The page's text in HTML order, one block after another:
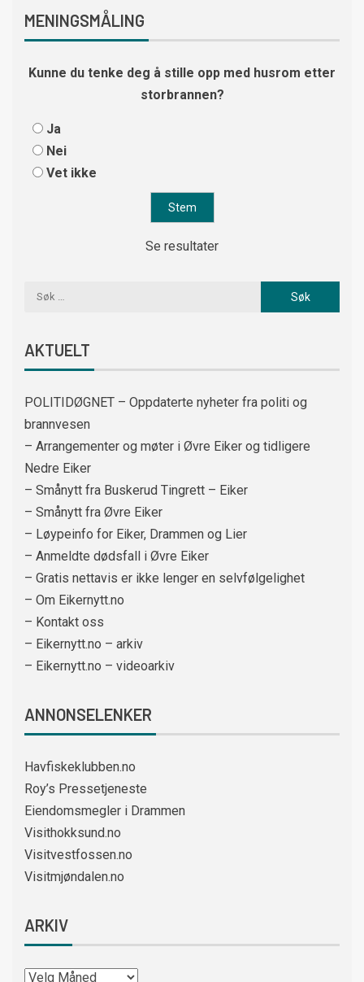
MENINGSMÅLING
Kunne du tenke deg å stille opp med husrom etter
storbrannen?
Ja
Nei
Vet ikke
Se resultater
AKTUELT
POLITIDØGNET – Oppdaterte nyheter fra politi og
brannvesen
– Arrangementer og møter i Øvre Eiker og tidligere
Nedre Eiker
– Smånytt fra Buskerud Tingrett – Eiker
– Smånytt fra Øvre Eiker
– Løypeinfo for Eiker, Drammen og Lier
– Anmeldte dødsfall i Øvre Eiker
– Gratis nettavis er ikke lenger en selvfølgelighet
– Om Eikernytt.no
– Kontakt oss
– Eikernytt.no – arkiv
– Eikernytt.no – videoarkiv
ANNONSELENKER
Havfiskeklubben.no
Roy’s Pressetjeneste
Eiendomsmegler i Drammen
Visithokksund.no
Visitvestfossen.no
Visitmjøndalen.no
ARKIV